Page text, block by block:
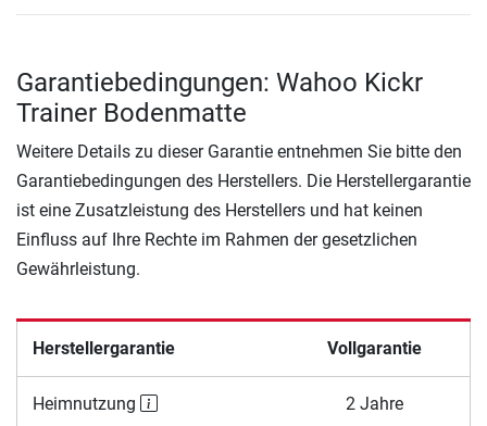
Garantiebedingungen: Wahoo Kickr
Trainer Bodenmatte
Weitere Details zu dieser Garantie entnehmen Sie bitte den
Garantiebedingungen des Herstellers. Die Herstellergarantie
ist eine Zusatzleistung des Herstellers und hat keinen
Einfluss auf Ihre Rechte im Rahmen der gesetzlichen
Gewährleistung.
Herstellergarantie Vollgarantie
Heimnutzung 2 Jahre